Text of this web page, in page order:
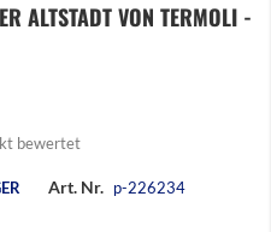
ALTSTADT VON TERMOLI -
bewertet
Art. Nr. p-226234